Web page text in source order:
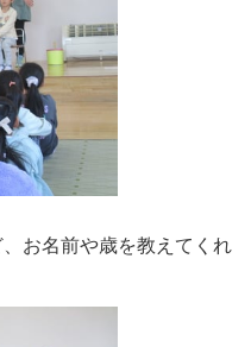
お名前や歳を教えてくれ